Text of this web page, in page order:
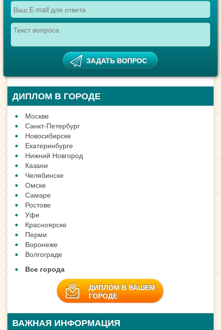
ДИПЛОМ В ГОРОДЕ
Москве
Санкт-Петербург
Новосибирске
Екатеринбурге
Нижний Новгород
Казани
Челябинске
Омске
Самаре
Ростове
Уфе
Красноярске
Перми
Воронеже
Волгограде
Все города
ДИПЛОМ В ВАШЕМ
ГОРОДЕ
ВАЖНАЯ ИНФОРМАЦИЯ